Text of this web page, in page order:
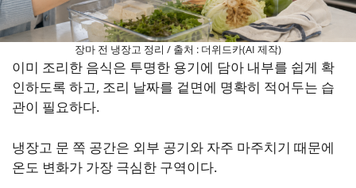
장마 전 냉장고 정리 / 출처 : 더위드카(AI 제작)
이미 조리한 음식은 투명한 용기에 담아 내부를 쉽게 확
인하도록 하고, 조리 날짜를 겉면에 명확히 적어두는 습
관이 필요하다.
냉장고 문 쪽 공간은 외부 공기와 자주 마주치기 때문에
온도 변화가 가장 극심한 구역이다.